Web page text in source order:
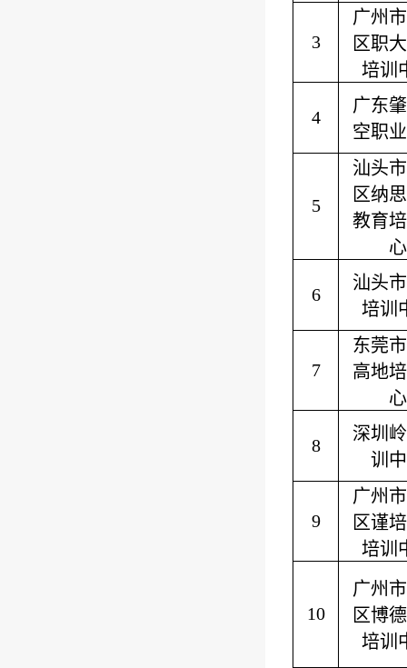
3
广州
区职
培训
4
广东
空职
5
汕头
区纳
教育
心
6
汕头
培训
7
东莞
高地
心
8
深圳
训
9
广州
区谨
培训
10
广州
区博
培训